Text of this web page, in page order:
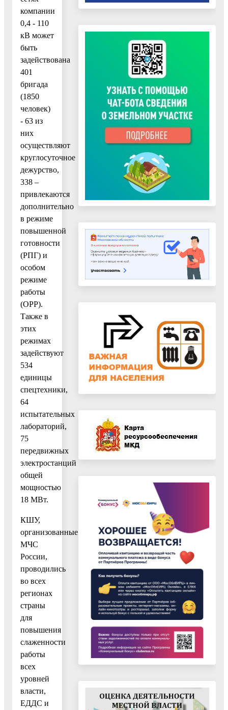
компании
0,4 - 110
кВ может
быть
задействована
401
бригада
(1850
человек)
- 63 из
них
осуществляют
круглосуточное
дежурство,
338 –
привлекаются
дополнительно
в режиме
повышенной
готовности
(РПГ) и
особом
режиме
работы
(ОРР).
Также в
этих
режимах
задействуют
534
единицы
спецтехники,
64
испытательных
лабораторий,
75
передвижных
электростанций
общей
мощностью
18 МВт.
КШУ,
организованные
МЧС
России,
проводились
во всех
регионах
страны
для
повышения
слаженности
работы
всех
уровней
власти,
ЕДДС и